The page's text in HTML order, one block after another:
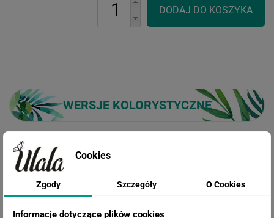
WERSJE KOLORYSTYCZNE
Cookies
Zgody Szczegóły O Cookies
Informacje dotyczące plików cookies